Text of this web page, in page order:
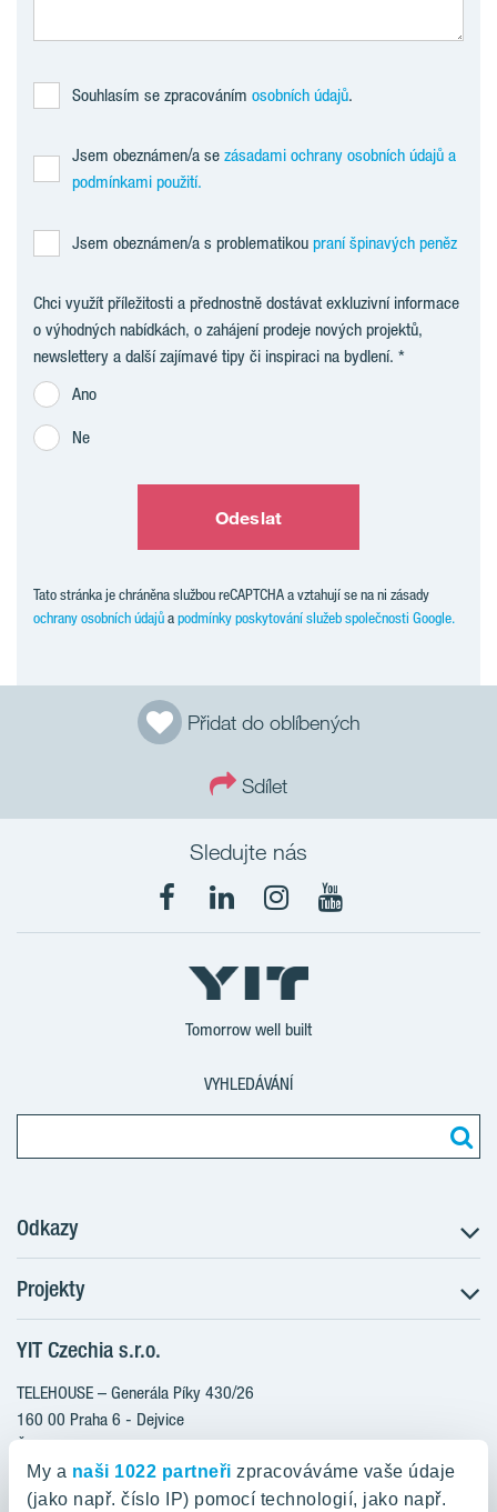
My a naši 1022 partneři zpracováváme vaše údaje
(jako např. číslo IP) pomocí technologií, jako např.
Přidat do oblíbených
Sdílet
Souhlasím se zpracováním osobních údajů.
Jsem obeznámen/a se zásadami ochrany osobních údajů a
podmínkami použití.
Jsem obeznámen/a s problematikou praní špinavých peněz
Chci využít příležitosti a přednostně dostávat exkluzivní informace
o výhodných nabídkách, o zahájení prodeje nových projektů,
newslettery a další zajímavé tipy či inspiraci na bydlení.
Ano
Ne
Odeslat
Tato stránka je chráněna službou reCAPTCHA a vztahují se na ni zásady
ochrany osobních údajůapodmínky poskytování služeb společnosti Google.
Sledujte nás
Tomorrow well built
VYHLEDÁVÁNÍ
Odkazy
Postup koupě
Klientské změny
Aktuality
Blog
Kariéra
O nás
YIT PLUS
Projekty
RANTA Barrandov III
RANTA Barrandov IV
TOIVO Roztyly II
KALEVALA
YIT Czechia s.r.o.
TELEHOUSE – Generála Píky 430/26
160 00 Praha 6 - Dejvice
Česká republika